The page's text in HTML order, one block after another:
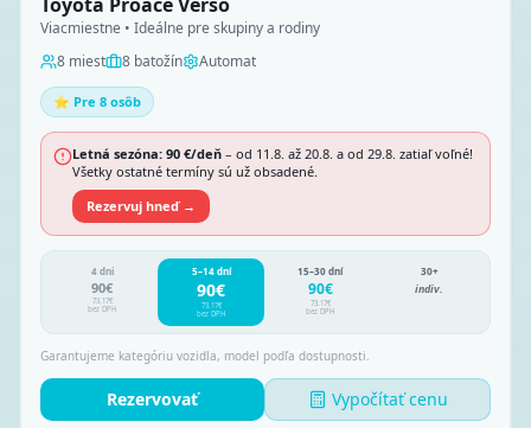
Viacmiestne • Ideálne pre skupiny a rodiny
8 miest 8 batožín Automat
⭐ Pre 8 osôb
Letná sezóna: 90 €/deň – od 11.8. až 20.8. a od 29.8. zatiaľ voľné!
Všetky ostatné termíny sú už obsadené.
Rezervuj hneď →
4 dni
90€
73.17€
bez DPH
5–14 dní
90€
73.17€
bez DPH
15–30 dní
90€
73.17€
bez DPH
30+
indiv.
Garantujeme kategóriu vozidla, model podľa dostupnosti.
Rezervovať Vypočítať cenu